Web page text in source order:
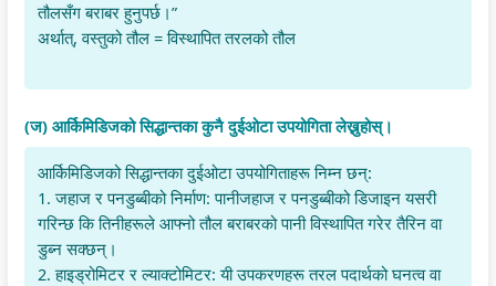
तौलसँग बराबर हुनुपर्छ।”
अर्थात्, वस्तुको तौल = विस्थापित तरलको तौल
(ज) आर्किमिडिजको सिद्धान्तका कुनै दुईओटा उपयोगिता लेख्नुहोस्।
आर्किमिडिजको सिद्धान्तका दुईओटा उपयोगिताहरू निम्न छन्:
1. जहाज र पनडुब्बीको निर्माण: पानीजहाज र पनडुब्बीको डिजाइन यसरी
गरिन्छ कि तिनीहरूले आफ्नो तौल बराबरको पानी विस्थापित गरेर तैरिन वा
डुब्न सक्छन्।
2. हाइड्रोमिटर र ल्याक्टोमिटर: यी उपकरणहरू तरल पदार्थको घनत्व वा